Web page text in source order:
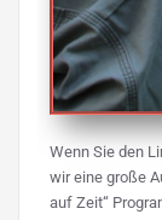
Wenn Sie den
wir eine große
auf Zeit“